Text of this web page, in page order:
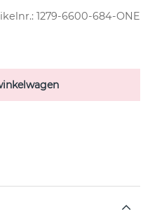
1279-6600-684-ONE